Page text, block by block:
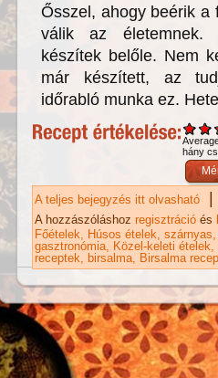
Ősszel, ahogy beérik a
válik az életemnek.
készítek belőle. Nem
már készített, az
időrabló munka ez.
hány
A teljes bejegyzés itt olvasható |
A hozzászóláshoz regisztráció és
Főételek
Húsos ételek szárnyas
gasztronómia Közel-keleti ételek
receptek
birsalma Birsalma